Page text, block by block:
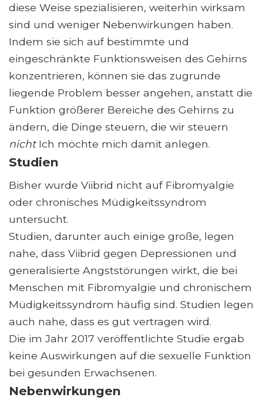
diese Weise spezialisieren, weiterhin wirksam
sind und weniger Nebenwirkungen haben.
Indem sie sich auf bestimmte und
eingeschränkte Funktionsweisen des Gehirns
konzentrieren, können sie das zugrunde
liegende Problem besser angehen, anstatt die
Funktion größerer Bereiche des Gehirns zu
ändern, die Dinge steuern, die wir steuern
nichtIch möchte mich damit anlegen.
Studien
Bisher wurde Viibrid nicht auf Fibromyalgie
oder chronisches Müdigkeitssyndrom
untersucht.
Studien, darunter auch einige große, legen
nahe, dass Viibrid gegen Depressionen und
generalisierte Angststörungen wirkt, die bei
Menschen mit Fibromyalgie und chronischem
Müdigkeitssyndrom häufig sind. Studien legen
auch nahe, dass es gut vertragen wird.
Die im Jahr 2017 veröffentlichte Studie ergab
keine Auswirkungen auf die sexuelle Funktion
bei gesunden Erwachsenen.
Nebenwirkungen